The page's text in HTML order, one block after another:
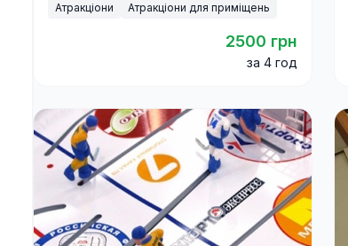
незабутні емоції.
Атракціони Атракціони для приміщень
2500 грн
за 4 год